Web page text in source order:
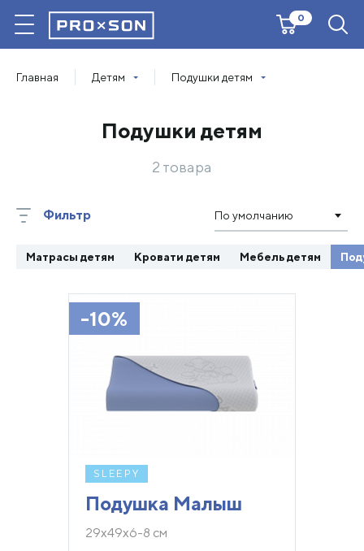
0
Главная Детям Подушки детям
Фильтр
Подушки детям
2 товара
По умолчанию
Матрасы детям Кровати детям Мебель детям
-10%
SLEEPY
Подушка Малыш
29х49х6-8 см